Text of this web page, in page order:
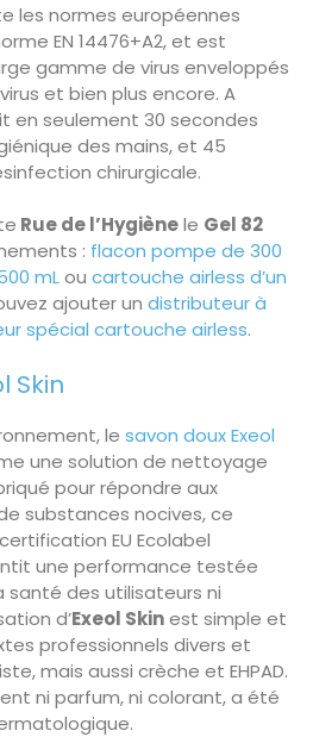
les normes européennes
EN 14476+A2, et est
gamme de virus enveloppés
et bien plus encore. A
en seulement 30 secondes
des mains, et 45
chirurgicale.
Rue de l’Hygiènele Gel 82
: flacon pompe de 300
mLou cartouche airless d’un
ajouter un distributeur à
spécial cartouche airless.
Skin
le savon doux Exeol
une solution de nettoyage
pour répondre aux
substances nocives, ce
EU Ecolabel
une performance testée
des utilisateurs ni
d’Exeol Skinest simple et
professionnels divers et
mais aussi crèche et EHPAD.
ni parfum, ni colorant, a été